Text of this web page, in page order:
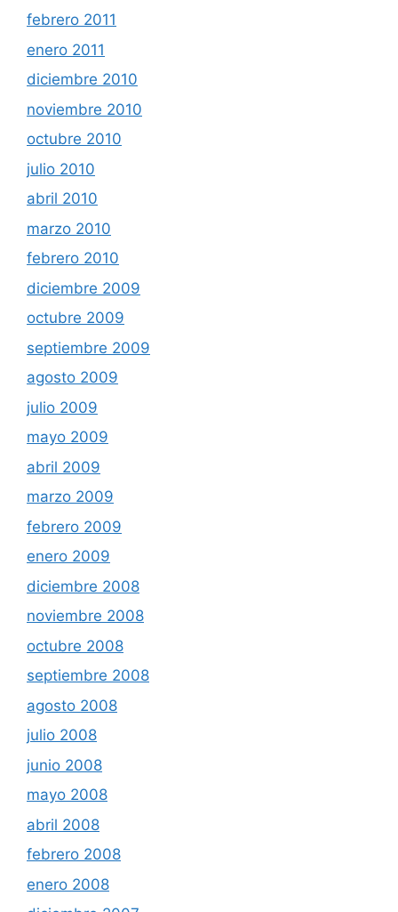
febrero 2011
enero 2011
diciembre 2010
noviembre 2010
octubre 2010
julio 2010
abril 2010
marzo 2010
febrero 2010
diciembre 2009
octubre 2009
septiembre 2009
agosto 2009
julio 2009
mayo 2009
abril 2009
marzo 2009
febrero 2009
enero 2009
diciembre 2008
noviembre 2008
octubre 2008
septiembre 2008
agosto 2008
julio 2008
junio 2008
mayo 2008
abril 2008
febrero 2008
enero 2008